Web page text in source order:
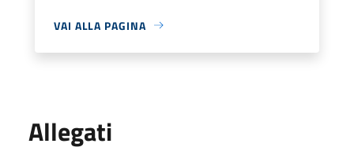
VAI ALLA PAGINA
Allegati